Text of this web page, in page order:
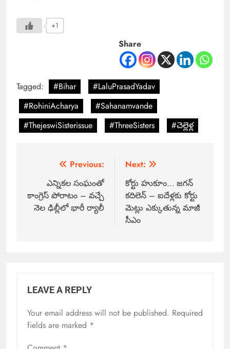
+1
Share
Tagged: #Bihar
#LaluPrasadYadav
#RohiniAcharya
#Sahanamvande
#ThejeswiSisterissue
#ThreeSisters #చెల్లెళ్ల
Previous:
ఎన్నికల సంఘంతో
కాంగ్రెస్ పోరాటం – వచ్చే
నెల ఢిల్లీలో భారీ ర్యాలీ
Next:
కోర్టు హుకూం… జగన్
కదిలెన్ – ఐదేళ్లకు కోర్టు
మెట్లు ఎక్కుతున్న మాజీ
సీఎం
LEAVE A REPLY
Your email address will not be published. Required
fields are marked *